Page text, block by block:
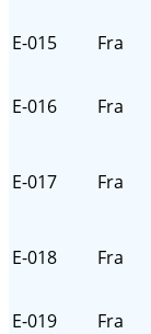
E-015 Fra
E-016 Fra
E-017 Fra
E-018 Fra
E-019 Fra